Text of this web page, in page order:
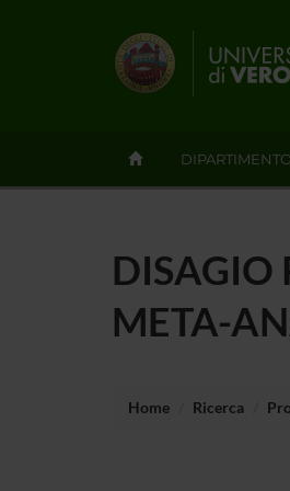
DIPARTIMENTO
DISAGIO
META-
Home Ricerca